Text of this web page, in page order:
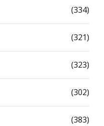
(334)
(321)
(323)
(302)
(383)